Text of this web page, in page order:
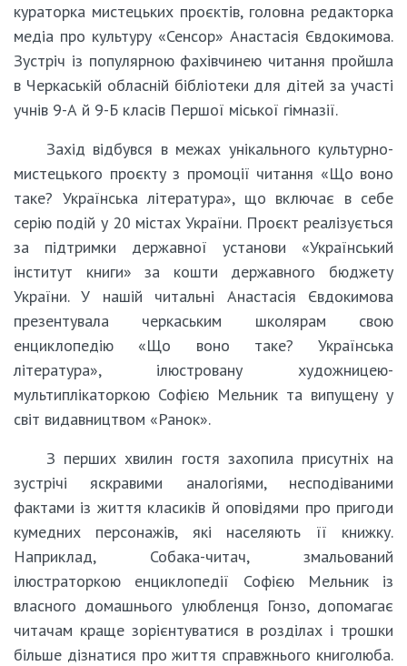
кураторка мистецьких проєктів, головна редакторка
медіа про культуру «Сенсор» Анастасія Євдокимова.
Зустріч із популярною фахівчинею читання пройшла
в Черкаській обласній бібліотеки для дітей за участі
учнів 9-А й 9-Б класів Першої міської гімназії.
Захід відбувся в межах унікального культурно-
мистецького проєкту з промоції читання «Що воно
таке? Українська література», що включає в себе
серію подій у 20 містах України. Проєкт реалізується
за підтримки державної установи «Український
інститут книги» за кошти державного бюджету
України. У нашій читальні Анастасія Євдокимова
презентувала черкаським школярам свою
енциклопедію «Що воно таке? Українська
література», ілюстровану художницею-
мультиплікаторкою Софією Мельник та випущену у
світ видавництвом «Ранок».
З перших хвилин гостя захопила присутніх на
зустрічі яскравими аналогіями, несподіваними
фактами із життя класиків й оповідями про пригоди
кумедних персонажів, які населяють її книжку.
Наприклад, Собака-читач, змальований
ілюстраторкою енциклопедії Софією Мельник із
власного домашнього улюбленця Гонзо, допомагає
читачам краще зорієнтуватися в розділах і трошки
більше дізнатися про життя справжнього книголюба.